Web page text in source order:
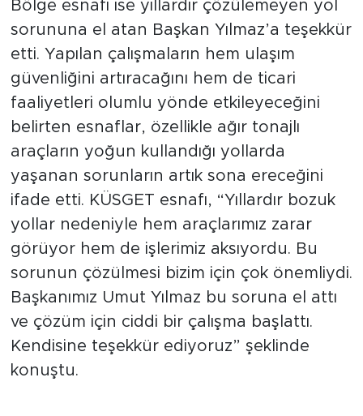
Bölge esnafı ise yıllardır çözülemeyen yol
sorununa el atan Başkan Yılmaz’a teşekkür
etti. Yapılan çalışmaların hem ulaşım
güvenliğini artıracağını hem de ticari
faaliyetleri olumlu yönde etkileyeceğini
belirten esnaflar, özellikle ağır tonajlı
araçların yoğun kullandığı yollarda
yaşanan sorunların artık sona ereceğini
ifade etti. KÜSGET esnafı, “Yıllardır bozuk
yollar nedeniyle hem araçlarımız zarar
görüyor hem de işlerimiz aksıyordu. Bu
sorunun çözülmesi bizim için çok önemliydi.
Başkanımız Umut Yılmaz bu soruna el attı
ve çözüm için ciddi bir çalışma başlattı.
Kendisine teşekkür ediyoruz” şeklinde
konuştu.